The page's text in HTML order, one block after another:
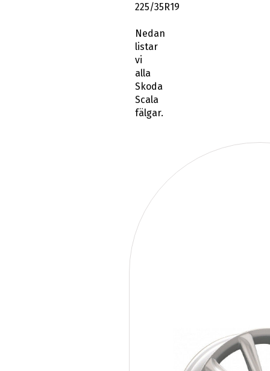
225/35R19
Nedan
listar
vi
alla
Skoda
Scala
fälgar.